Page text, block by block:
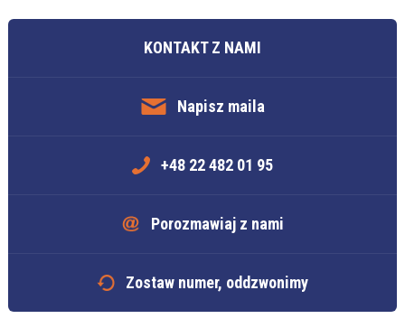
KONTAKT Z NAMI
Napisz maila
+48 22 482 01 95
Porozmawiaj z nami
Zostaw numer, oddzwonimy